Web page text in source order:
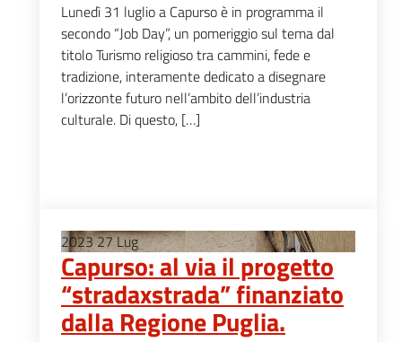
Lunedì 31 luglio a Capurso è in programma il
secondo “Job Day”, un pomeriggio sul tema dal
titolo Turismo religioso tra cammini, fede e
tradizione, interamente dedicato a disegnare
l’orizzonte futuro nell’ambito dell’industria
culturale. Di questo, […]
202327Lug
Capurso: al via il progetto
“stradaxstrada” finanziato
dalla Regione Puglia.